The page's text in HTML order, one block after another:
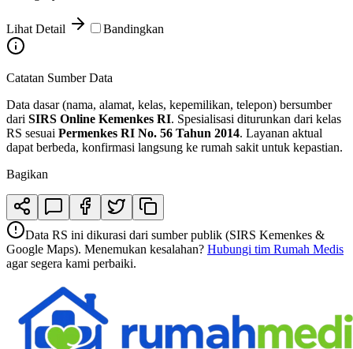
Lihat Detail Bandingkan
Catatan Sumber Data
Data dasar (nama, alamat, kelas, kepemilikan, telepon) bersumber
dari SIRS Online Kemenkes RI. Spesialisasi diturunkan dari kelas
RS sesuai Permenkes RI No. 56 Tahun 2014. Layanan aktual
dapat berbeda, konfirmasi langsung ke rumah sakit untuk kepastian.
Bagikan
Data RS ini dikurasi dari sumber publik (SIRS Kemenkes &
Google Maps). Menemukan kesalahan? Hubungi tim Rumah Medis
agar segera kami perbaiki.